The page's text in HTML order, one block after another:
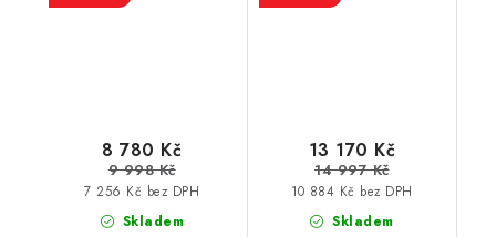
Skladem
7 256 Kč bez DPH
8 780 Kč
9 998 Kč
Skladem
10 884 Kč bez DPH
13 170 Kč
14 997 Kč